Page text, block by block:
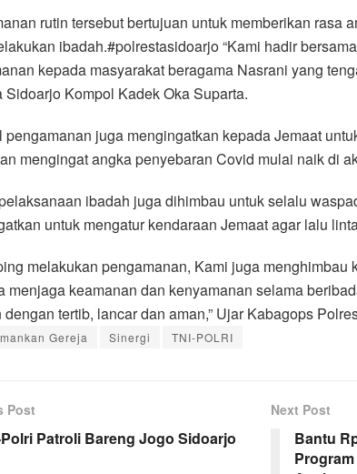
rutin tersebut bertujuan untuk memberikan rasa
ibadah.#polrestasidoarjo “Kami hadir
kepada masyarakat beragama Nasrani yang
Sidoarjo Kompol Kadek Oka Suparta.
pengamanan juga mengingatkan kepada Jemaat
mengingat angka penyebaran Covid mulai naik di
ibadah juga dihimbau untuk selalu
untuk mengatur kendaraan Jemaat agar lalu
melakukan pengamanan, Kami juga menghimbau
menjaga keamanan dan kenyamanan selama
tertib, lancar dan aman,” Ujar Kabagops
Gereja Sinergi TNI-POLRI
Post
Patroli Bareng Jogo Sidoarjo
Next Post
Bantu